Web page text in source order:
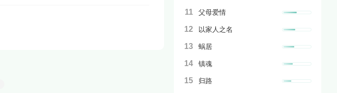
11 父母爱情
12 以家人之名
13 蜗居
14 镇魂
15 归路